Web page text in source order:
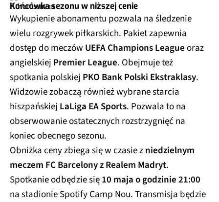
Końcówka sezonu w niższej cenie
Wykupienie abonamentu pozwala na śledzenie
wielu rozgrywek piłkarskich. Pakiet zapewnia
dostęp do meczów UEFA Champions Leagueoraz
angielskiej Premier League. Obejmuje też
spotkania polskiej PKO Bank Polski Ekstraklasy.
Widzowie zobaczą również wybrane starcia
hiszpańskiej LaLiga EA Sports. Pozwala to na
obserwowanie ostatecznych rozstrzygnięć na
koniec obecnego sezonu.
Obniżka ceny zbiega się w czasie zniedzielnym
meczem FC Barcelony z Realem Madryt.
Spotkanie odbędzie się10 maja o godzinie 21:00
na stadionie Spotify Camp Nou. Transmisja będzie